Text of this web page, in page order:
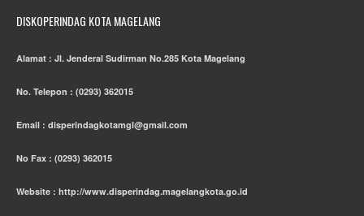
DISKOPERINDAG KOTA MAGELANG
Alamat : Jl. Jenderal Sudirman No.285 Kota Magelang
No. Telepon : (0293) 362015
Email : disperindagkotamgl@gmail.com
No Fax : (0293) 362015
Website : http://www.disperindag.magelangkota.go.id